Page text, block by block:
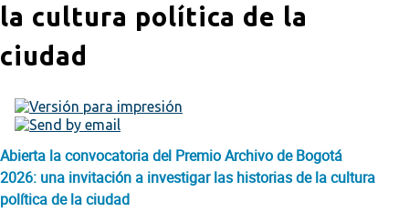
la cultura política de la
ciudad
Abierta la convocatoria del Premio Archivo de Bogotá
2026: una invitación a investigar las historias de la cultura
política de la ciudad